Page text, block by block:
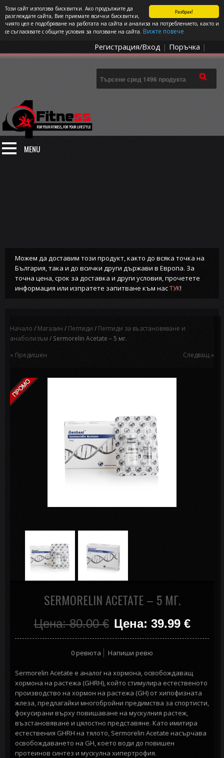
Разбрах!
Този сайт използва бисквитки. Ако продължите да
разглеждате сайта, Вие приемате всички бисквитки,
чиято цел е подобряване на работата на сайта и анализа на потреблението, както и
се съгласявате с общите условия за ползване на сайта. Вижте повече
СПОРТЪТ И ДОБАВКИТЕ КАТО НАЧИН НА ЖИВОТ
0 артикула Цена: 0.00€
Регистрация/Вход | Поръчка |
MENU
Можем да доставим този продукт, както до всяка точка на
България, така и до всички други държави в Европа. За
точна цена, срок за доставка и други условия, прочетете
информация или изпратете запитване към насТУК!
Начало / Магазин / Пептиди / Пептиди за възстановяване и
анаболизъм / Sermorelin Acetate – 5 мг.
« Предишен
Следващ »
SERMORELIN ACETATE – 5 МГ.
Цена: 80.00€ Цена: 39.99 €
0 ревюта Напиши ревю
Sermorelin Acetate е аналог на хормона, освобождаващ
хормона на растежа (GHRH), който стимулира естественото
производство на хормон на растежа (GH) от хипофизната
жлеза, предлагайки многобройни предимства за спортисти,
фокусирани върху повишаване на мускулния растеж,
възстановяване и цялостно представяне. Като имитира
естествения GHRH на тялото, Sermorelin Acetate насърчава
освобождаването на GH, което води до повишен
протеинов синтез и мускулна хипертрофия.